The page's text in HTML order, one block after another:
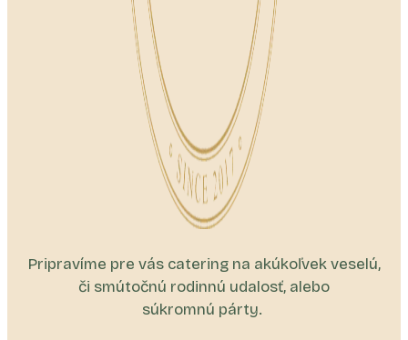
Pripravíme pre vás catering na akúkoľvek veselú,
či smútočnú rodinnú udalosť, alebo
súkromnú párty.